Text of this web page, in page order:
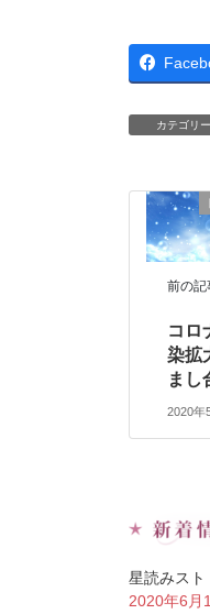
カテゴリー
前の記
コロ
染拡
まし
2020年
星読みスト
2020年6月